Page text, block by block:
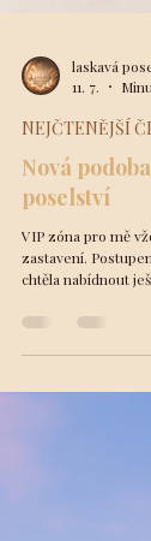
laskavá
11. 7.
NEJČTENĚJŠÍ
poselství
VIP zóna pro mě
chtěla nabídnout
kam si budete
bude provázet